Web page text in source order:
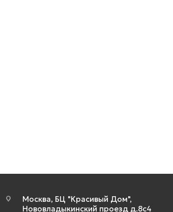
Москва, БЦ "Красивый Дом",
Нововладыкинский проезд д.8с4